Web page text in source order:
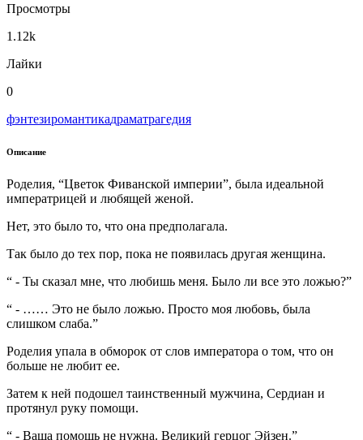
Просмотры
1.12k
Лайки
0
фэнтезиромантикадраматрагедия
Описание
Роделия, “Цветок Фиванской империи”, была идеальной
императрицей и любящей женой.
Нет, это было то, что она предполагала.
Так было до тех пор, пока не появилась другая женщина.
“ - Ты сказал мне, что любишь меня. Было ли все это ложью?”
“ - …… Это не было ложью. Просто моя любовь, была
слишком слаба.”
Роделия упала в обморок от слов императора о том, что он
больше не любит ее.
Затем к ней подошел таинственный мужчина, Сердиан и
протянул руку помощи.
“ - Ваша помощь не нужна. Великий герцог Эйзен.”